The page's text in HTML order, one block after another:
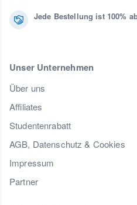
Jede Bestellung ist 100%
Unser Unternehmen
Über uns
Affiliates
Studentenrabatt
AGB, Datenschutz & Cookies
Impressum
Partner